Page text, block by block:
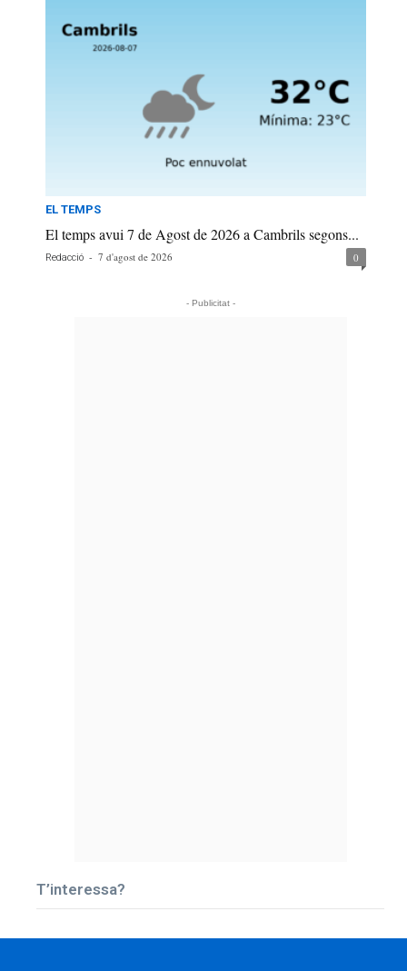
EL TEMPS
El temps avui 7 de Agost de 2026 a Cambrils segons...
Redacció - 7 d'agost de 2026 0
- Publicitat -
T’interessa?